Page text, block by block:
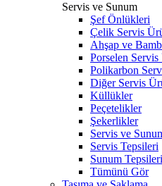
Servis ve Sunum
Şef Önlükleri
Çelik Servis
Ahşap ve
Porselen
Polikarbon
Diğer Servis
Küllükler
Peçetelikler
Şekerlikler
Servis ve
Servis Tepsileri
Sunum Tepsileri
Tümünü Gör